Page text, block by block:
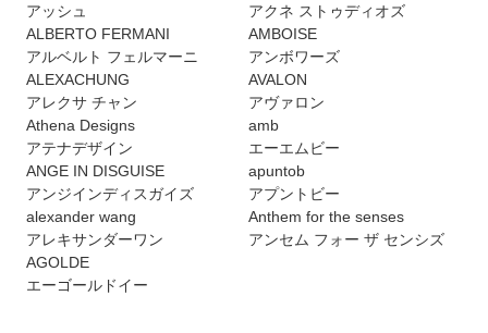
アッシュ
アクネ ストゥディオズ
ALBERTO FERMANI
アルベルト フェルマーニ
AMBOISE
アンボワーズ
ALEXACHUNG
アレクサ チャン
AVALON
アヴァロン
Athena Designs
アテナデザイン
amb
エーエムビー
ANGE IN DISGUISE
アンジインディスガイズ
apuntob
アプントビー
alexander wang
アレキサンダーワン
Anthem for the senses
アンセム フォー ザ センシズ
AGOLDE
エーゴールドイー